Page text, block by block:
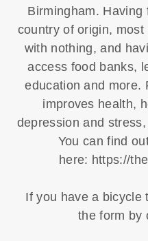
Birmingham.
country of origin,
with nothing, and
access food banks,
education and more.
improves health,
depression and
You can find
here: https://
If you have a bicycle
the form by